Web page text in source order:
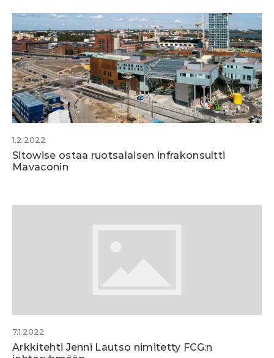
1.2.2022
Sitowise ostaa ruotsalaisen infrakonsultti
Mavaconin
7.1.2022
Arkkitehti Jenni Lautso nimitetty FCG:n